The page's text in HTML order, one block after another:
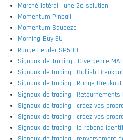
Marché latéral : une 2e solution
Momentum Pinball
Momentum Squeeze
Morning Buy EU
Range Leader SP500
Signaux de Trading : Divergence
Signaux de trading : Bullish Breakout
Signaux de trading : Range Breakout
Signaux de trading : Retournements
Signaux de trading : créez vos
Signaux de trading : créez vos
Signaux de trading : le rebond